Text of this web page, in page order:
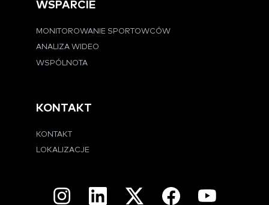
WSPARCIE
MONITOROWANIE SPORTOWCÓW
ANALIZA WIDEO
WSPÓLNOTA
KONTAKT
KONTAKT
LOKALIZACJE